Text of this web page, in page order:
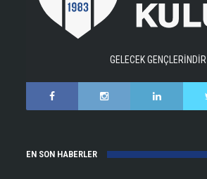
GELECEK GENÇLERİNDİR
EN SON HABERLER